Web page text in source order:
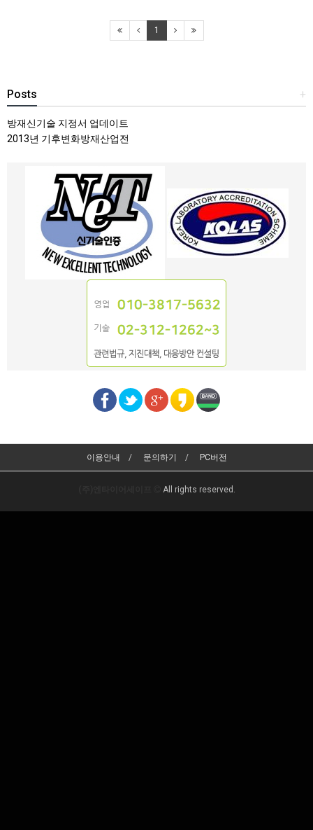
1
+
Posts
방재신기술 지정서 업데이트
2013년 기후변화방재산업전
이용안내 문의하기 PC버전
All rights reserved.